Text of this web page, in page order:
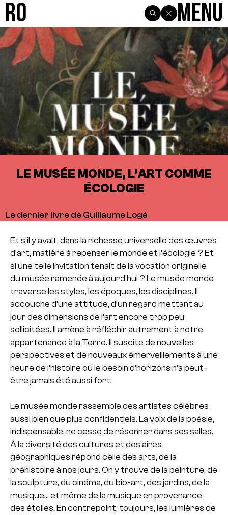
R0 Menu
LE MUSÉE MONDE, L’ART COMME
ÉCOLOGIE
Le dernier livre de Guillaume Logé
Et s’il y avait, dans la richesse universelle des œuvres
d’art, matière à repenser le monde et l’écologie ? Et
si une telle invitation tenait de la vocation originelle
du musée ramenée à aujourd’hui ? Le musée monde
traverse les styles, les époques, les disciplines. Il
accouche d’une attitude, d’un regard mettant au
jour des dimensions de l’art encore trop peu
sollicitées. Il amène à réfléchir autrement à notre
appartenance à la Terre. Il suscite de nouvelles
perspectives et de nouveaux émerveillements à une
heure de l’histoire où le besoin d’horizons n’a peut-
être jamais été aussi fort.
Le musée monde rassemble des artistes célèbres
aussi bien que plus confidentiels. La voix de la poésie,
indispensable, ne cesse de résonner dans ses salles.
À la diversité des cultures et des aires
géographiques répond celle des arts, de la
préhistoire à nos jours. On y trouve de la peinture, de
la sculpture, du cinéma, du bio-art, des jardins, de la
musique… et même de la musique en provenance
des étoiles. En contrepoint, toujours, les lumières de